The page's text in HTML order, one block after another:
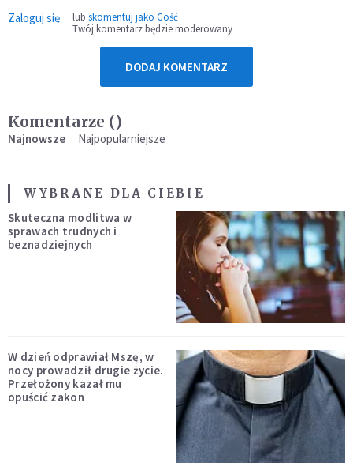
Zaloguj się lub skomentuj jako Gość
Twój komentarz będzie moderowany
DODAJ KOMENTARZ
Komentarze ()
Najnowsze Najpopularniejsze
WYBRANE DLA CIEBIE
Skuteczna modlitwa w
sprawach trudnych i
beznadziejnych
W dzień odprawiał Mszę, w
nocy prowadził drugie życie.
Przełożony kazał mu
opuścić zakon